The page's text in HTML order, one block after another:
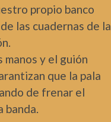
propio banco
las cuadernas de la
manos y el guión
que la pala
de frenar el
banda.